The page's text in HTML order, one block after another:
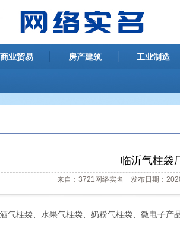
商业贸易 房产建筑 工业制造
临沂气柱袋
来自：3721网络实名 发布日期：
气柱袋、水果气柱袋、奶粉气柱袋、微电子产